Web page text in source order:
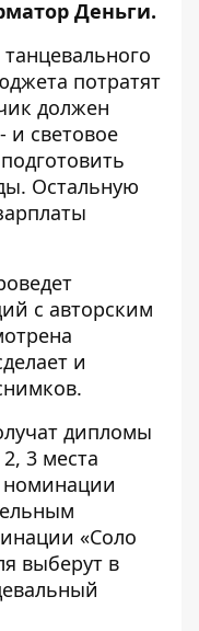
Деньги.
потратят
должен
и световое
Остальную
с авторским
и
дипломы
3 места
номинации
«Соло
выберут в